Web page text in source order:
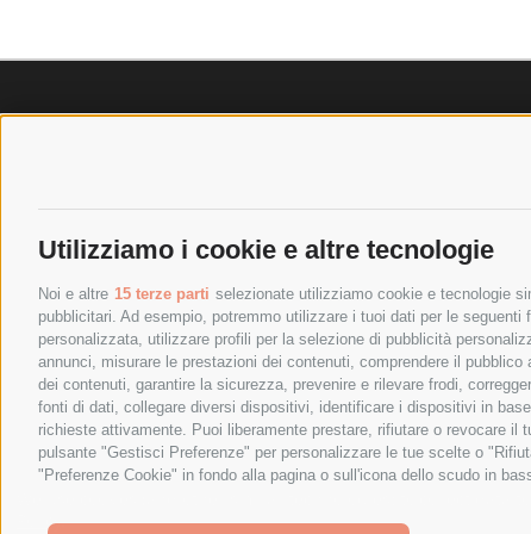
Utilizziamo i cookie e altre tecnologie
Noi e altre 15 terze parti selezionate utilizziamo cookie e tecnologie
pubblicitari. Ad esempio, potremmo utilizzare i tuoi dati per le
personalizzata, utilizzare profili per la selezione di pubblicità
annunci, misurare le prestazioni dei contenuti, comprendere il
dei contenuti, garantire la sicurezza, prevenire e rilevare frodi,
fonti di dati, collegare diversi dispositivi, identificare i dispositivi in
richieste attivamente. Puoi liberamente prestare, rifiutare o revocare
pulsante "Gestisci Preferenze" per personalizzare le tue scelte o
"Preferenze Cookie" in fondo alla pagina o sull'icona dello scudo in
POLITICA DI RESO
SPESA ELETTRICA SOCIETA CONSORTILE A
Policy.